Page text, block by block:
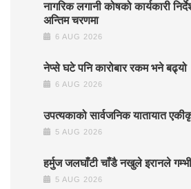
नागरिक लगानी कोषको कार्यकारी
अन्तिम चरणमा
6 AUG 2026
नेप्से घटे पनि कारोबार रकम भने बढ्यो
6 AUG 2026
उपत्यकाको सार्वजनिक यातायात
5 AUG 2026
हर्मुज जलघाँटी चाँडै नखुले इरानले
5 AUG 2026